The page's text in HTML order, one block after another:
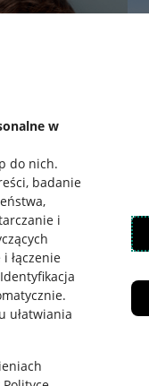
w
do nich.
badanie
i
łączenie
Identyfikacja
.
ułatwiania